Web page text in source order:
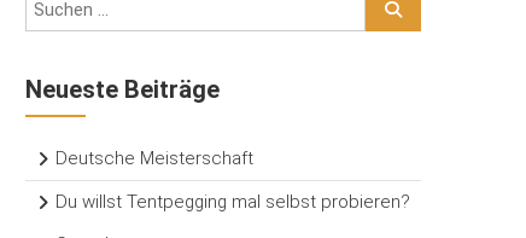
Neueste Beiträge
Deutsche Meisterschaft
Du willst Tentpegging mal selbst probieren?